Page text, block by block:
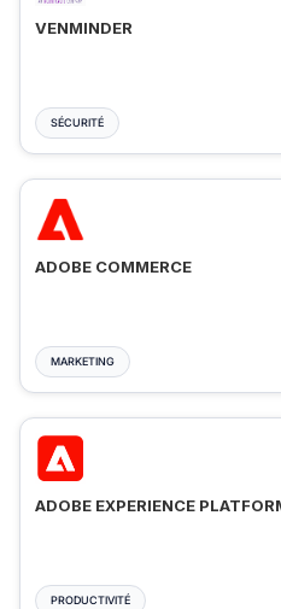
VENMINDER
SÉCURITÉ
ADOBE COMMERCE
MARKETING
ADOBE EXPERIENCE
PRODUCTIVITÉ